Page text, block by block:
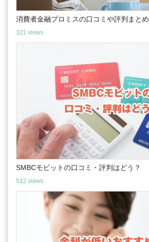
消費者金融プロミスの口コミや評判まとめ
321 views
SMBCモビットの口コミ・評判はどう？
512 views